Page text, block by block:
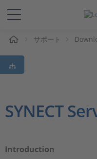
ソリューションと製
サポート
企業情報
サポート
SYNECT
Introduction